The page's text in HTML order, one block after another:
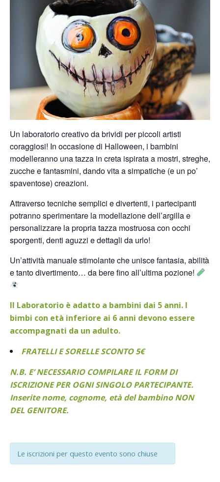
Un laboratorio creativo da brividi per piccoli artisti
coraggiosi! In occasione di Halloween, i bambini
modelleranno una tazza in creta ispirata a mostri, streghe,
zucche e fantasmini, dando vita a simpatiche (e un po’
spaventose) creazioni.
Attraverso tecniche semplici e divertenti, i partecipanti
potranno sperimentare la modellazione dell’argilla e
personalizzare la propria tazza mostruosa con occhi
sporgenti, denti aguzzi e dettagli da urlo!
Un’attività manuale stimolante che unisce fantasia, abilità
e tanto divertimento… da bere fino all’ultima pozione!
Il Laboratorio è adatto a bambini dai 5 anni. I
bimbi con età inferiore ai 6 anni devono essere
accompagnati da un adulto.
FRATELLI E SORELLE SCONTO 5€
N.B. E’ NECESSARIO COMPILARE IL FORM DI
ISCRIZIONE PER OGNI SINGOLO PARTECIPANTE.
Inserite nome, cognome, età del bambino NON
DEL GENITORE.
Le iscrizioni per questo evento sono chiuse